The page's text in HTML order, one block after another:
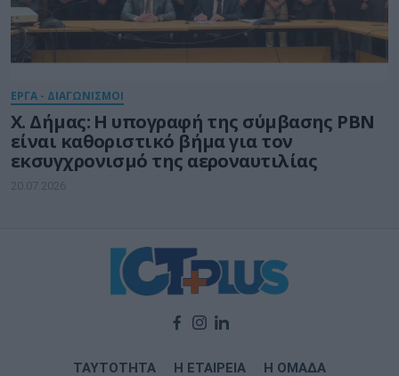
ΕΡΓΑ - ΔΙΑΓΩΝΙΣΜΟΙ
Χ. Δήμας: Η υπογραφή της σύμβασης PBN
είναι καθοριστικό βήμα για τον
εκσυγχρονισμό της αεροναυτιλίας
20.07.2026
ΤΑΥΤΟΤΗΤΑ Η ΕΤΑΙΡΕΙΑ Η ΟΜΑΔΑ